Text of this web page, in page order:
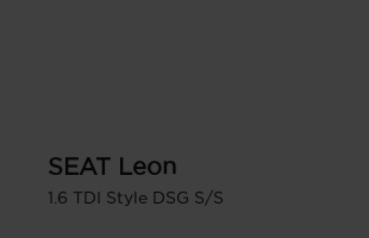
SEAT Leon
1.6 TDI Style DSG S/S